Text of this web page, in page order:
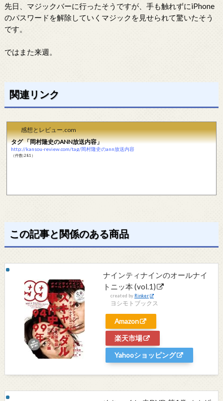
先日、マジックバーに行ったそうですが、手も触れずにiPhone
のパスワードを解除していくマジックを見せられて驚いたそう
です。
ではまた来週。
関連リンク
感想とレビュー.com
タグ 「岡村隆史のANN放送内容」
http://kansou-review.com/tag/岡村隆史のann放送内容
（件数:281）
この記事と関係のある商品
ナインティナインのオールナイ
トニッ本 (vol.1)
created by Rinker
ヨシモトブックス
Amazon
楽天市場
Yahooショッピング